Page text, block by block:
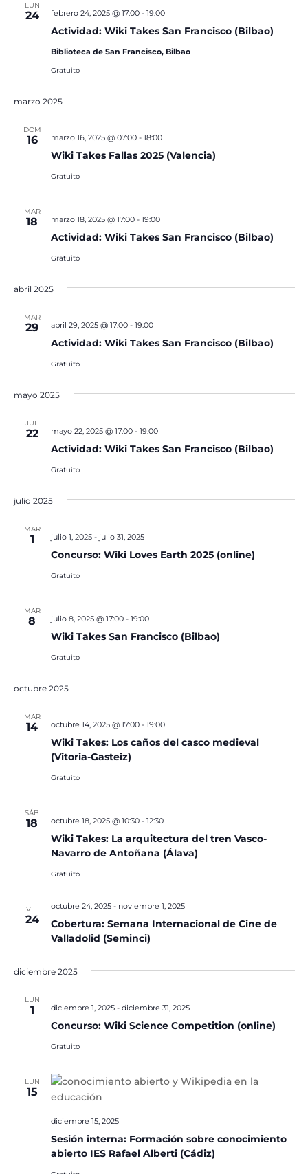
LUN
24
Actividad: Wiki Takes San Francisco (Bilbao)
febrero 24, 2025 @ 17:00- 19:00
Biblioteca de San Francisco, Bilbao
Gratuito
marzo 2025
DOM
16
Wiki Takes Fallas 2025 (Valencia)
marzo 16, 2025 @ 07:00- 18:00
Gratuito
MAR
18
Actividad: Wiki Takes San Francisco (Bilbao)
marzo 18, 2025 @ 17:00- 19:00
Gratuito
abril 2025
MAR
29
Actividad: Wiki Takes San Francisco (Bilbao)
abril 29, 2025 @ 17:00- 19:00
Gratuito
mayo 2025
JUE
22
Actividad: Wiki Takes San Francisco (Bilbao)
mayo 22, 2025 @ 17:00- 19:00
Gratuito
julio 2025
MAR
1
Concurso: Wiki Loves Earth 2025 (online)
julio 1, 2025- julio 31, 2025
Gratuito
MAR
8
Wiki Takes San Francisco (Bilbao)
julio 8, 2025 @ 17:00- 19:00
Gratuito
octubre 2025
MAR
14
Wiki Takes: Los caños del casco medieval
(Vitoria-Gasteiz)
octubre 14, 2025 @ 17:00- 19:00
Gratuito
SÁB
18
Wiki Takes: La arquitectura del tren Vasco-
Navarro de Antoñana (Álava)
octubre 18, 2025 @ 10:30- 12:30
Gratuito
VIE
24
Cobertura: Semana Internacional de Cine de
Valladolid (Seminci)
octubre 24, 2025- noviembre 1, 2025
diciembre 2025
LUN
1
Concurso: Wiki Science Competition (online)
diciembre 1, 2025- diciembre 31, 2025
Gratuito
LUN
15
Sesión interna: Formación sobre conocimiento
abierto IES Rafael Alberti (Cádiz)
diciembre 15, 2025